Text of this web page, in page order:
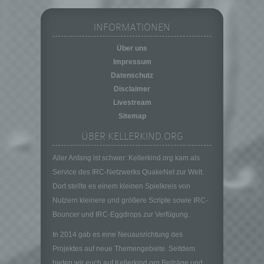
INFORMATIONEN
Über uns
Impressum
Datenschutz
Disclaimer
Livestream
Sitemap
ÜBER KELLERKIND.ORG
Aller Anfang ist schwer: Kellerkind.org kam als
Service des IRC-Netzwerks QuakeNet zur Welt.
Dort stellte es einem kleinen Spielkreis von
Nutzern kleinere und größere Scripte sowie IRC-
Bouncer und IRC-Eggdrops zur Verfügung.
In 2014 gab es eine Neuausrichtung des
Projektes auf neue Themengebiete. Seitdem
personenbezogener Daten in einer Weise,
auf welche die personenbezogenen Daten
ohne Hinzuziehung zusätzlicher
Informationen nicht mehr einer spezifischen
betroffenen Person zugeordnet werden
können, sofern diese zusätzlichen
Informationen gesondert aufbewahrt werden
und technischen und organisatorischen
Maßnahmen unterliegen, die gewährleisten,
dass die personenbezogenen Daten nicht
einer identifizierten oder identifizierbaren
natürlichen Person zugewiesen werden.
g) Verantwortlicher oder für die Verarbeitung
Verantwortlicher
Verantwortlicher oder für die Verarbeitung
Verantwortlicher ist die natürliche oder
juristische Person, Behörde, Einrichtung
gemeinsam mit anderen über die Zwecke
und Mittel der Verarbeitung von
personenbezogenen Daten entscheidet.